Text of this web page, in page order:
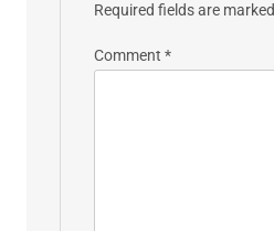
Required fields are marked
Comment *